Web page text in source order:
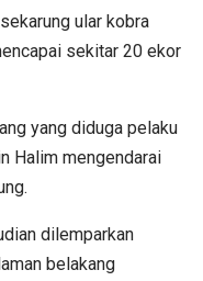
ular kobra
sekitar 20 ekor
yang diduga pelaku
Halim mengendarai
dilemparkan
belakang